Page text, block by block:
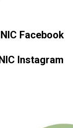
Facebook
Instagram